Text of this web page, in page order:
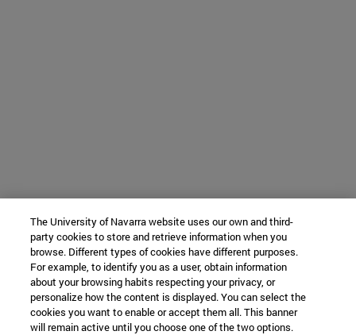
The University of Navarra website uses our own and third-
party cookies to store and retrieve information when you
browse. Different types of cookies have different purposes.
For example, to identify you as a user, obtain information
about your browsing habits respecting your privacy, or
personalize how the content is displayed. You can select the
cookies you want to enable or accept them all. This banner
will remain active until you choose one of the two options.